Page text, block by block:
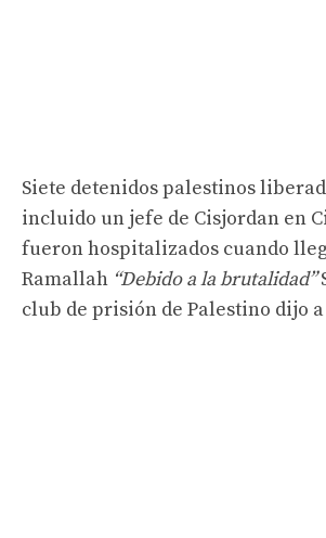
Siete detenidos palestinos
incluido un jefe de Cisjordan en
fueron hospitalizados cuando
Ramallah “Debido a la brutalidad”
club de prisión de Palestino dijo a